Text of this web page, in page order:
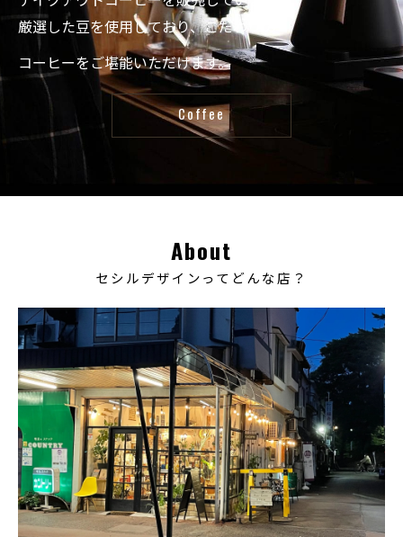
厳選した豆を使用しており、こだわりの
コーヒーをご堪能いただけます。
Coffee
セシルデザインってどんな店？
About